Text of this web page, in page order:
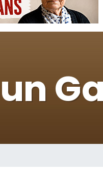
la jambe de Yohan